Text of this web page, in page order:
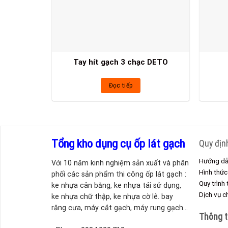
Tay hít gạch 3 chạc DETO
Đọc tiếp
Tổng kho dụng cụ ốp lát gạch
Với 10 năm kinh nghiệm sản xuất và phân
phối các sản phẩm thi công ốp lát gạch :
ke nhựa cân bằng, ke nhựa tái sử dụng,
ke nhựa chữ thập, ke nhựa cờ lê. bay
răng cưa, máy cắt gạch, máy rung gạch...
Quy
Hướng
Hình
Quy trình
Dịch vụ
Thông